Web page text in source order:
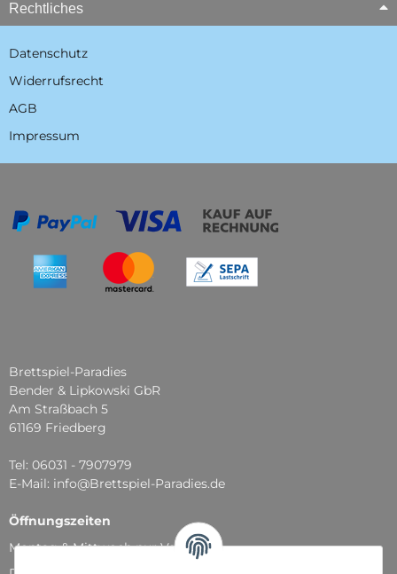
Rechtliches
Datenschutz
Widerrufsrecht
AGB
Impressum
Brettspiel-Paradies
Bender & Lipkowski GbR
Am Straßbach 5
61169 Friedberg
Tel: 06031 - 7907979
E-Mail: info@Brettspiel-Paradies.de
Öffnungszeiten
Montag & Mittwoch nur Versand